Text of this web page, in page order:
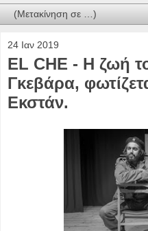
24 Ιαν 2019
EL CHE - Η ζωή
Γκεβάρα,
Εκστάν.